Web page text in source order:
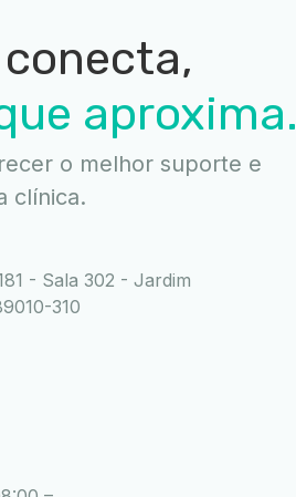
aproxima.
o melhor suporte e
clínica.
- Sala 302 - Jardim
310